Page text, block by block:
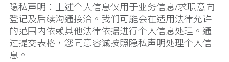
隐私声明：上述个人信息仅用于业务信息/求职意向
登记及后续沟通接洽。我们可能会在适用法律允许
的范围内依赖其他法律依据进行个人信息处理。通
过提交表格，您同意容诚按照隐私声明处理个人信
息。